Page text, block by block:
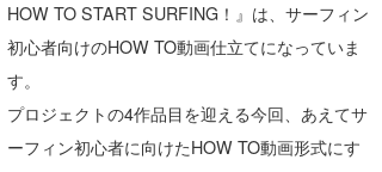
HOW TO START SURFING！』は、サーフィン
初心者向けのHOW TO動画仕立てになっていま
す。
プロジェクトの4作品目を迎える今回、あえてサ
ーフィン初心者に向けたHOW TO動画形式にす